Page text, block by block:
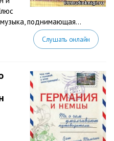
поднимающая...
Слушать онлайн